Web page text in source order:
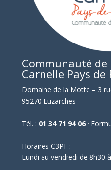
Communauté de
Carnelle Pays de
Domaine de la Motte – 3
95270 Luzarches
Tél. : 01 34 71 94 06·
Horaires C3PF :
Lundi au vendredi de 8h30